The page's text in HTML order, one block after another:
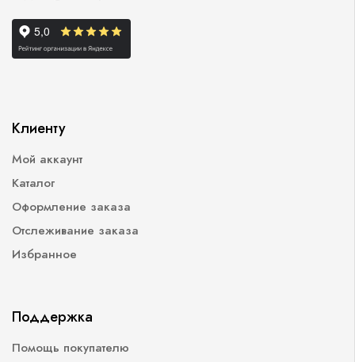
Клиенту
Мой аккаунт
Каталог
Оформление заказа
Отслеживание заказа
Избранное
Поддержка
Помощь покупателю